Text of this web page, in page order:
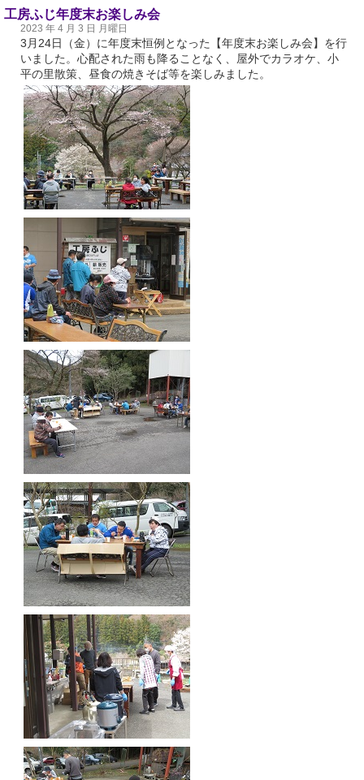
工房ふじ年度末お楽しみ会
2023 年 4 月 3 日 月曜日
3月24日（金）に年度末恒例となった【年度末お楽しみ会】を行
いました。心配された雨も降ることなく、屋外でカラオケ、小
平の里散策、昼食の焼きそば等を楽しみました。